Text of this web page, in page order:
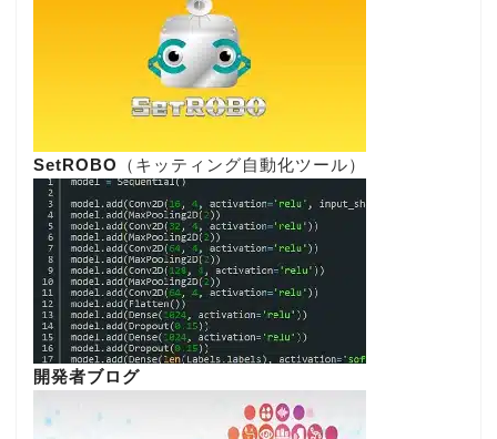
SetROBO （キッティング自動化ツール）
開発者ブログ